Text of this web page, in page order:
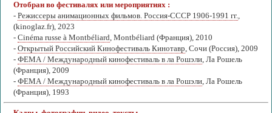
Отобран во фестивалях или мероприятиях :
- Режиссеры анимационных фильмов. Россия-СССР 1906-1991 гг.,
(kinoglaz.fr), 2023
- Cinéma russe à Montbéliard, Montbéliard (Франция), 2010
- Открытый Российский Кинофестиваль Кинотавр, Сочи (Россия), 2009
- ФЕМА / Международный кинофестиваль в ла Рошэли, Ла Рошель
(Франция), 2009
- ФЕМА / Международный кинофестиваль в ла Рошэли, Ла Рошель
(Франция), 1993